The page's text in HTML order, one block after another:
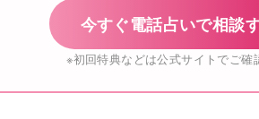
今すぐ電話占いで相談
※初回特典などは公式サイトでご確